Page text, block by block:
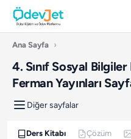
Ana Sayfa ›
4. Sınıf Sosyal
Ferman Yayınları
Diğer sayfalar
Ders Kitabı Çözüm